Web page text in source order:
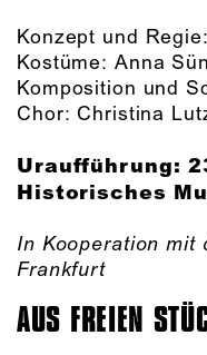
Konzept und
Kostüme: Anna
Komposition und
Chor: Christina
Uraufführung:
Historisches
In Kooperation mit
Frankfurt
AUS FREIEN